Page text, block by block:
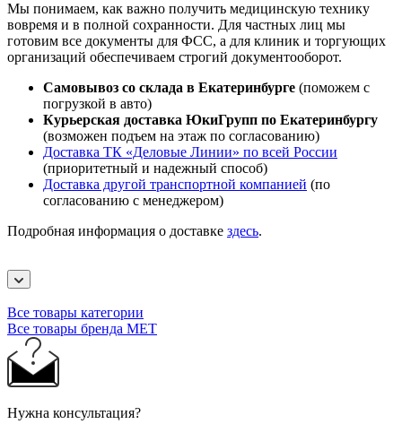
Мы понимаем, как важно получить медицинскую технику
вовремя и в полной сохранности. Для частных лиц мы
готовим все документы для ФСС, а для клиник и торгующих
организаций обеспечиваем строгий документооборот.
Самовывоз со склада в Екатеринбурге (поможем с
погрузкой в авто)
Курьерская доставка ЮкиГрупп по Екатеринбургу
(возможен подъем на этаж по согласованию)
Доставка ТК «Деловые Линии» по всей России
(приоритетный и надежный способ)
Доставка другой транспортной компанией (по
согласованию с менеджером)
Подробная информация о доставке здесь.
Все товары категории
Все товары бренда МЕТ
Нужна консультация?